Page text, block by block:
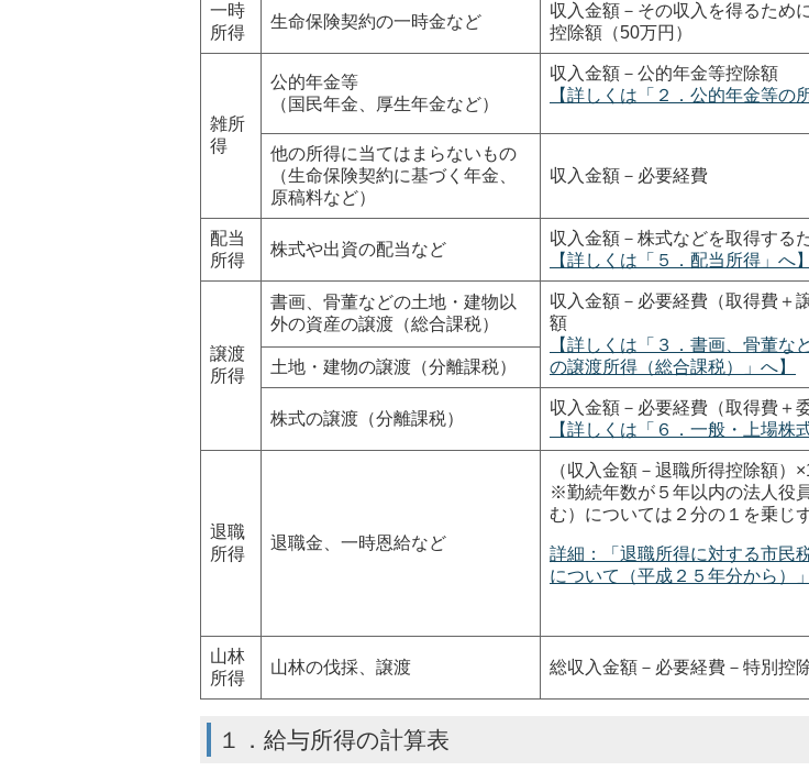
一時
所得
生命保険契約の一時金など
収入金額－その収入を得るため
控除額（50万円）
雑所
得
公的年金等
（国民年金、厚生年金など）
収入金額－公的年金等控除額
【詳しくは「２．公的年金等の
他の所得に当てはまらないもの
（生命保険契約に基づく年金、
原稿料など）
収入金額－必要経費
配当
所得
株式や出資の配当など
収入金額－株式などを取得する
【詳しくは「５．配当所得」へ】
譲渡
所得
書画、骨董などの土地・建物以
外の資産の譲渡（総合課税）
収入金額－必要経費（取得費＋
額
【詳しくは「３．書画、骨董な
の譲渡所得（総合課税）」へ】
土地・建物の譲渡（分離課税）
株式の譲渡（分離課税）
収入金額－必要経費（取得費＋
【詳しくは「６．一般・上場株
退職
所得
退職金、一時恩給など
（収入金額－退職所得控除額）
※勤続年数が５年以内の法人役
む）については２分の１を乗じ
詳細：「退職所得に対する市民
について（平成２５年分から）」
山林
所得
山林の伐採、譲渡 総収入金額－必要経費－特別控
１．給与所得の計算表